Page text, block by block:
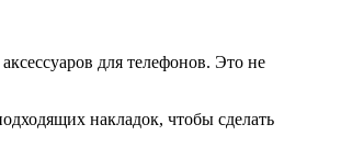
для телефонов. Это не
накладок, чтобы сделать